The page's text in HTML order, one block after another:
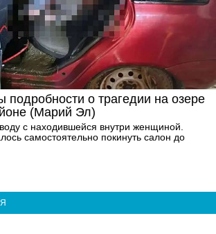
подробности о трагедии на озере
(Марий Эл)
с находившейся внутри женщиной.
самостоятельно покинуть салон до